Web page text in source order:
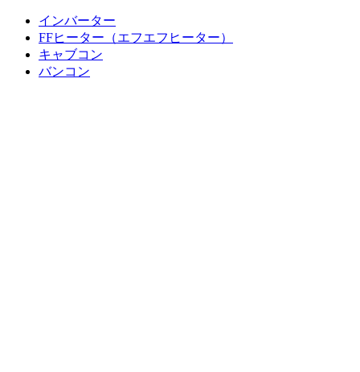
インバーター
FFヒーター（エフエフヒーター）
キャブコン
バンコン